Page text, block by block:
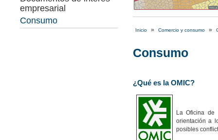
empresarial
Consumo
Inicio » Comercio y consumo »
Consumo
¿Qué es la OMIC?
La Oficina de
orientación a
posibles